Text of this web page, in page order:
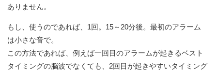
ありません。
もし、使うのであれば、1回。15～20分後。最初のアラーム
は小さな音で。
この方法であれば、例えば一回目のアラームが起きるベスト
タイミングの脳波でなくても、2回目が起きやすいタイミング